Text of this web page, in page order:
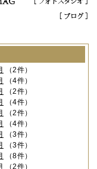
（2件）
（4件）
（2件）
（4件）
（2件）
（4件）
（3件）
（3件）
（8件）
（2件）